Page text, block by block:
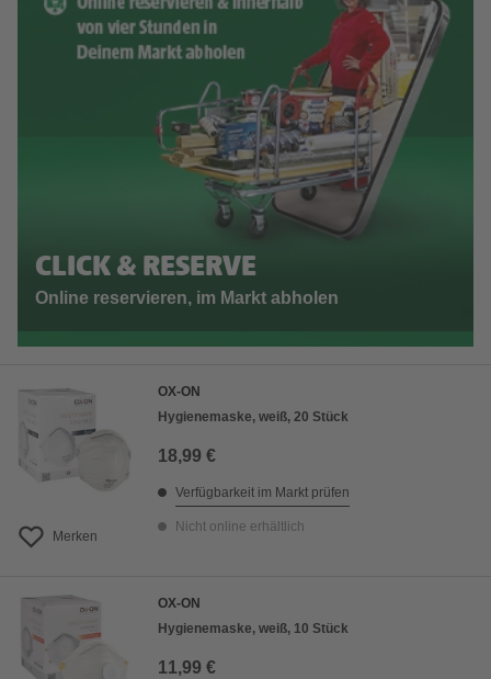
CLICK & RESERVE
Online reservieren, im Markt abholen
Merken
OX-ON
Hygienemaske, weiß, 20 Stück
18,99 €
Verfügbarkeit im Markt prüfen
Nicht online erhältlich
OX-ON
Hygienemaske, weiß, 10 Stück
11,99 €